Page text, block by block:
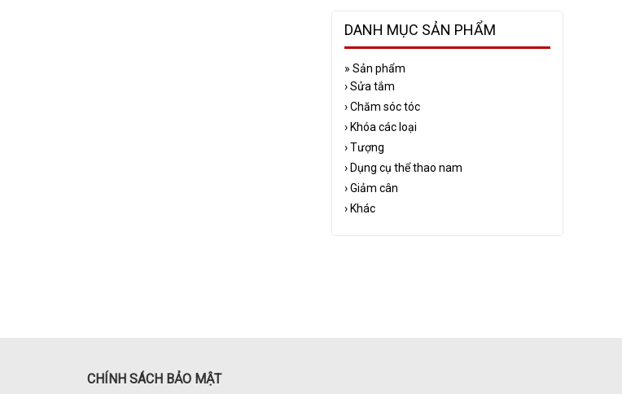
DANH MỤC SẢN PHẨM
» Sản phẩm
›Sửa tắm
›Chăm sóc tóc
› Khóa các loại
›Tượng
› Dụng cụ thể thao nam
›Giảm cân
› Khác
CHÍNH SÁCH BẢO MẬT